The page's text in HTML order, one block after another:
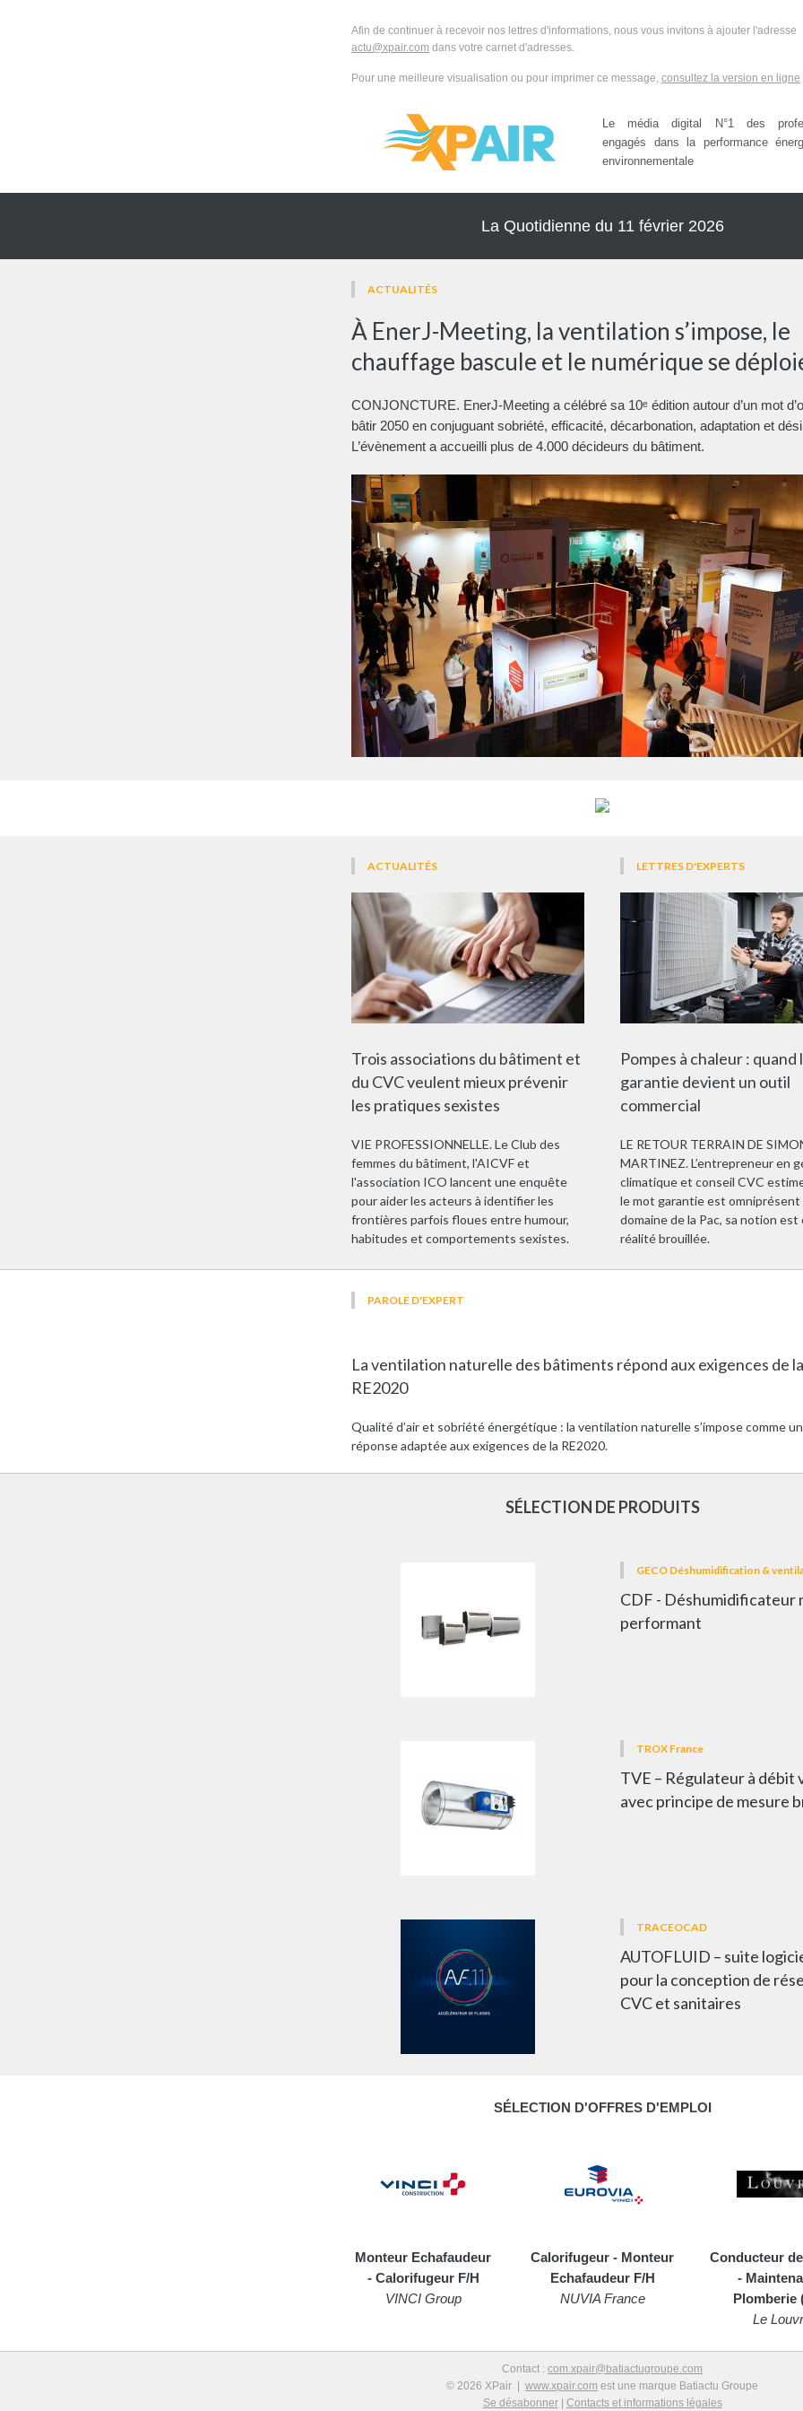
Afin de continuer à recevoir nos lettres d'informations, nous vous invitons à ajouter l'adresse
actu@xpair.com dans votre carnet d'adresses.
Pour une meilleure visualisation ou pour imprimer ce message, consultez la version en ligne
Le média digital N°1 des
engagés dans la performance
environnementale
La Quotidienne du 11 février 2026
ACTUALITÉS
À EnerJ-Meeting, la ventilation s’impose, le
chauffage bascule et le numérique se
CONJONCTURE. EnerJ-Meeting a célébré sa 10ᵉ édition autour d’un mot
bâtir 2050 en conjuguant sobriété, efficacité, décarbonation, adaptation et
L’évènement a accueilli plus de 4.000 décideurs du bâtiment.
ACTUALITÉS
Trois associations du bâtiment et
du CVC veulent mieux prévenir
les pratiques sexistes
VIE PROFESSIONNELLE. Le Club des
femmes du bâtiment, l'AICVF et
l'association ICO lancent une enquête
pour aider les acteurs à identifier les
frontières parfois floues entre humour,
habitudes et comportements sexistes.
LETTRES D'EXPERTS
Pompes à chaleur : quand
garantie devient un outil
commercial
LE RETOUR TERRAIN DE
MARTINEZ. L’entrepreneur en
climatique et conseil CVC
le mot garantie est omniprésent
domaine de la Pac, sa notion est
réalité brouillée.
PAROLE D'EXPERT
La ventilation naturelle des bâtiments répond aux exigences de la
RE2020
Qualité d’air et sobriété énergétique : la ventilation naturelle s’impose comme
réponse adaptée aux exigences de la RE2020.
SÉLECTION DE PRODUITS
GECO Déshumidification &
CDF - Déshumidificateur
performant
TROX France
TVE – Régulateur à débit
avec principe de mesure
TRACEOCAD
AUTOFLUID – suite
pour la conception de
CVC et sanitaires
SÉLECTION D'OFFRES D'EMPLOI
Monteur Echafaudeur
- Calorifugeur F/H
VINCI Group
Calorifugeur - Monteur
Echafaudeur F/H
NUVIA France
Conducteur
-
Plomberie
Le
Contact : com.xpair@batiactugroupe.com
© 2026 XPair | www.xpair.com est une marque Batiactu Groupe
Se désabonner| Contacts et informations légales